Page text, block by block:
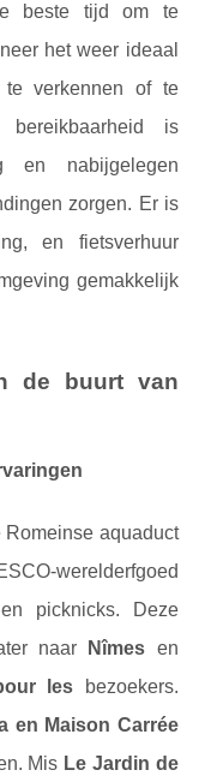
beste tijd om te
het weer ideaal
te verkennen of te
is
en nabijgelegen
zorgen. Er is
en fietsverhuur
gemakkelijk
de buurt van
Romeinse aquaduct
werelderfgoed
picknicks. Deze
naar
Nîmes en
les bezoekers.
en Maison Carrée
Mis Le Jardin de